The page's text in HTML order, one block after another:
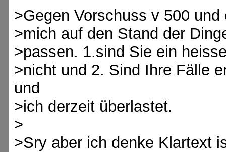
>Gegen Vorschuss v 500
>mich auf den Stand der
>passen. 1.sind Sie ein
>nicht und 2. Sind Ihre Fälle
und
>ich derzeit überlastet.
>
>Sry aber ich denke Klartext